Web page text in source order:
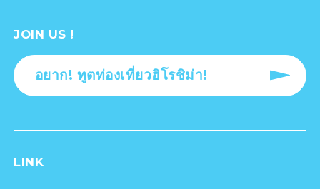
JOIN US !
อยาก! ทูตท่องเที่ยวฮิโรชิม่า!
LINK